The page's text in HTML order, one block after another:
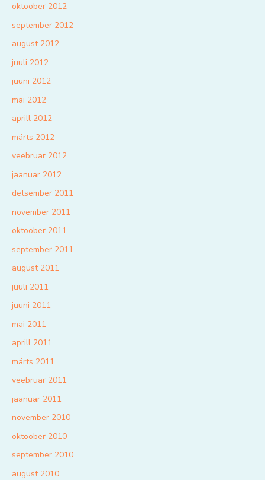
oktoober 2012
september 2012
august 2012
juuli 2012
juuni 2012
mai 2012
aprill 2012
märts 2012
veebruar 2012
jaanuar 2012
detsember 2011
november 2011
oktoober 2011
september 2011
august 2011
juuli 2011
juuni 2011
mai 2011
aprill 2011
märts 2011
veebruar 2011
jaanuar 2011
november 2010
oktoober 2010
september 2010
august 2010